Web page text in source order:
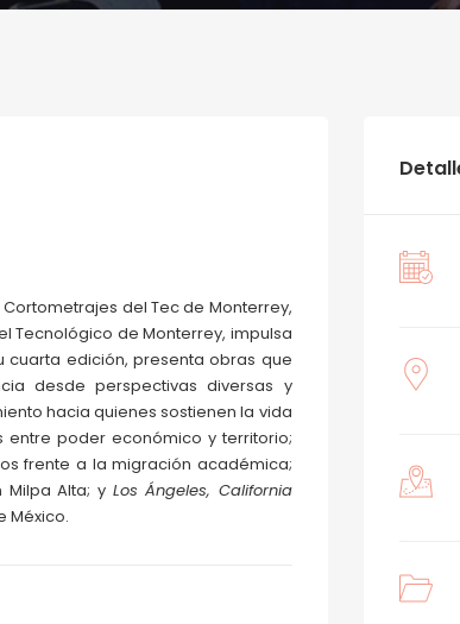
del Tec de Monterrey,
Tecnológico de Monterrey, impulsa
cuarta edición, presenta obras que
desde perspectivas diversas y
hacia quienes sostienen la vida
poder económico y territorio;
frente a la migración académica;
Alta; y Los Ángeles, California
México.